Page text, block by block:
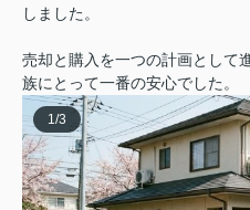
しました。
売却と購入を一つの計画として
族にとって一番の安心でした。
1/3